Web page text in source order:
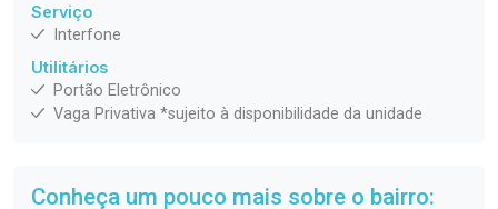
Serviço
Interfone
Utilitários
Portão Eletrônico
Vaga Privativa *sujeito à disponibilidade da unidade
Conheça um pouco mais sobre o bairro: